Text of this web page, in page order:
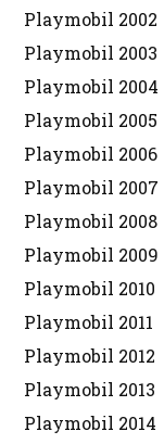
Playmobil 2002
Playmobil 2003
Playmobil 2004
Playmobil 2005
Playmobil 2006
Playmobil 2007
Playmobil 2008
Playmobil 2009
Playmobil 2010
Playmobil 2011
Playmobil 2012
Playmobil 2013
Playmobil 2014